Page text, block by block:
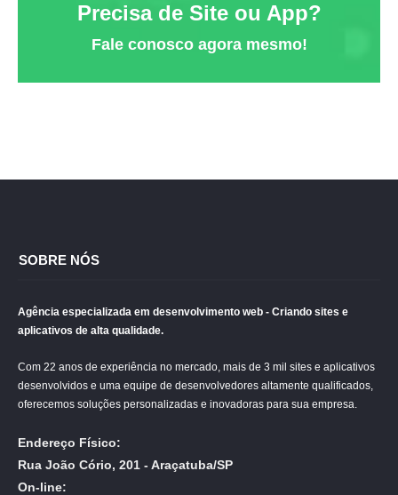
Precisa de Site ou App?
Fale conosco agora mesmo!
SOBRE NÓS
Agência especializada em desenvolvimento web - Criando sites e
aplicativos de alta qualidade.
Com 22 anos de experiência no mercado, mais de 3 mil sites e aplicativos
desenvolvidos e uma equipe de desenvolvedores altamente qualificados,
oferecemos soluções personalizadas e inovadoras para sua empresa.
Endereço Físico:
Rua João Cório, 201 - Araçatuba/SP
On-line: